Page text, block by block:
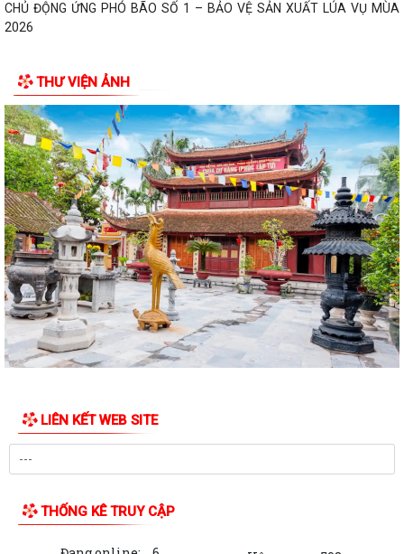
CHỦ ĐỘNG ỨNG PHÓ BÃO SỐ 1 – BẢO VỆ SẢN XUẤT LÚA VỤ MÙA
2026
XÚC CỬ TRI CHUẨN BỊ KỲ HỌP THƯỜNG LỆ...
Công điện phòng chống bão số 1 (Bão MAYSAK) và mưa lũ sau bão
THÔNG BÁO Lịch tiếp công dân định kỳ của Chủ tịch Ủy ban nhân dân
xã Quý III, IV năm 2026
Bộ Chính trị tổ chức hội nghị toàn quốc sơ kết 1 năm vận hành mô hình
tổ chức tổng thể của hệ...
Luật sửa đổi bổ sung một số điều của Luật Tiếp công dân, luật khiếu
nại, luật tố cáo
Luật sửa đổi, bổ sung một số điều của Luật phòng chống tham nhũng
Chiến dịch “500 ngày đêm đẩy mạnh thực hiện tìm kiếm, quy tập và
Kỷ niệm Ngày gia đình Việt Nam 28/6
KẾ HOẠCH Tiếp công dân của Chủ tịch Ủy ban nhân dân xã Quý III, IV
Tổ chức chi trả tiền bồi thường, hỗ trợ GPMB cho 100 hộ dân (đợt 1)
THƯ VIỆN ẢNH
LIÊN KẾT WEB SITE
THỐNG KÊ TRUY CẬP